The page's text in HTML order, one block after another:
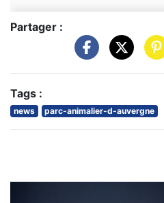
Partager :
Tags :
news parc-animalier-d-auvergne